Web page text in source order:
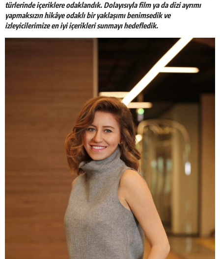
türlerinde içeriklere odaklandık. Dolayısıyla film ya da dizi ayrımı
yapmaksızın hikâye odaklı bir yaklaşımı benimsedik ve
izleyicilerimize en iyi içerikleri sunmayı hedefledik.